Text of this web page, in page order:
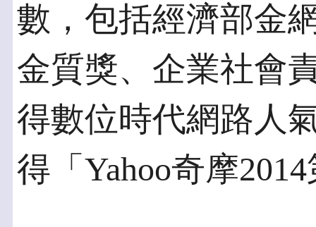
數，包括經濟部金
金質獎、企業社會
得數位時代網路人
得「Yahoo奇摩